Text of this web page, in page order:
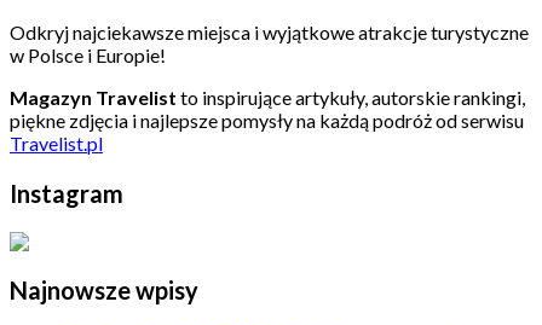
Odkryj najciekawsze miejsca i wyjątkowe atrakcje turystyczne
w Polsce i Europie!
Magazyn Travelist to inspirujące artykuły, autorskie rankingi,
piękne zdjęcia i najlepsze pomysły na każdą podróż od serwisu
Travelist.pl
Instagram
Najnowsze wpisy